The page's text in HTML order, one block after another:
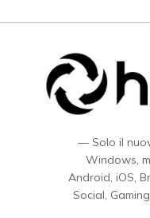
— Solo il
Windows,
Android, iOS,
Social,